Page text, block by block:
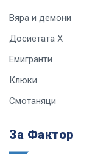
Вяра и демони
Досиетата Х
Емигранти
Клюки
Смотаняци
За Фактор